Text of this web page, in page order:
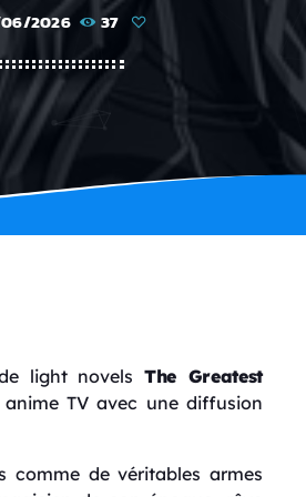
2026 37
light novelsThe Greatest
TV avec une diffusion
comme de véritables armes